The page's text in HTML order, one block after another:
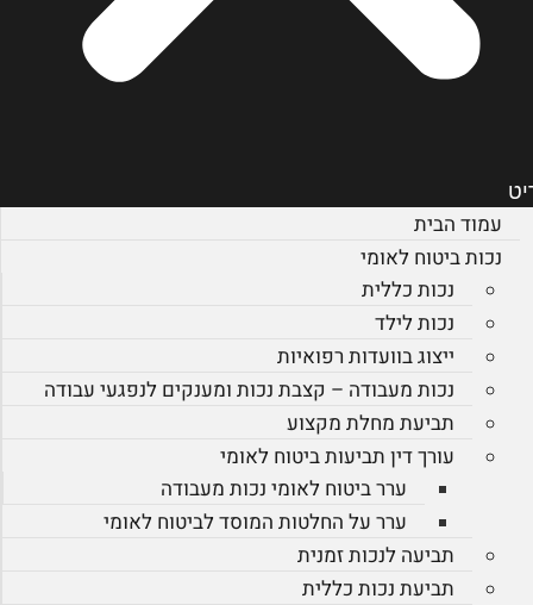
עמוד הבית
נכות ביטוח לאומי
נכות כללית
נכות לילד
ייצוג בוועדות רפואיות
נכות מעבודה – קצבת נכות ומענקים לנפגעי עבודה
תביעת מחלת מקצוע
עורך דין תביעות ביטוח לאומי
ערר ביטוח לאומי נכות מעבודה
ערר על החלטות המוסד לביטוח לאומי
תביעה לנכות זמנית
תביעת נכות כללית